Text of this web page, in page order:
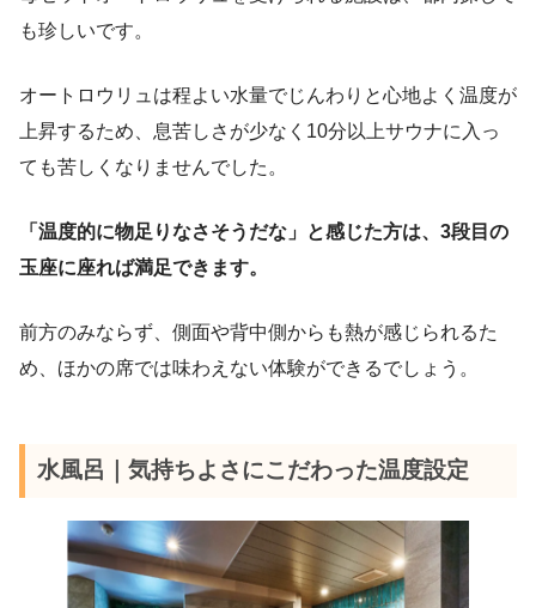
も珍しいです。
オートロウリュは程よい水量でじんわりと心地よく温度が
上昇するため、息苦しさが少なく10分以上サウナに入っ
ても苦しくなりませんでした。
「温度的に物足りなさそうだな」と感じた方は、3段目の
玉座に座れば満足できます。
前方のみならず、側面や背中側からも熱が感じられるた
め、ほかの席では味わえない体験ができるでしょう。
水風呂｜気持ちよさにこだわった温度設定